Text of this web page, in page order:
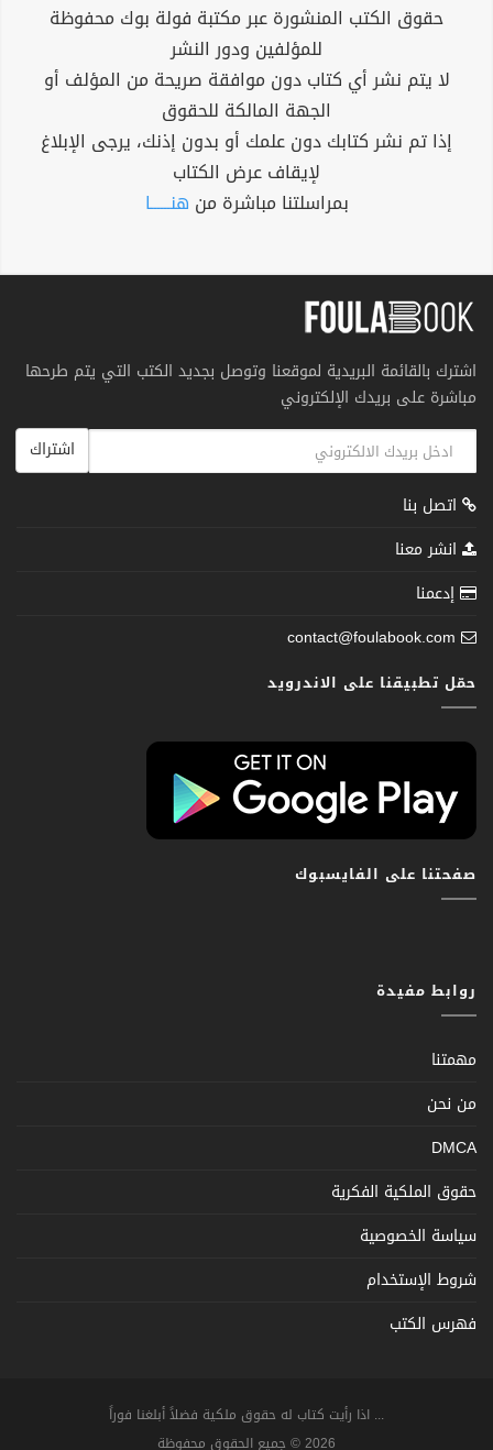
حقوق الكتب المنشورة عبر مكتبة فولة بوك محفوظة
للمؤلفين ودور النشر
لا يتم نشر أي كتاب دون موافقة صريحة من المؤلف أو
الجهة المالكة للحقوق
إذا تم نشر كتابك دون علمك أو بدون إذنك، يرجى الإبلاغ
لإيقاف عرض الكتاب
بمراسلتنا مباشرة من هنــــــا
اشترك بالقائمة البريدية لموقعنا وتوصل بجديد الكتب التي يتم طرحها
مباشرة على بريدك الإلكتروني
اشتراك
اتصل بنا
انشر معنا
إدعمنا
contact@foulabook.com
حمّل تطبيقنا على الاندرويد
صفحتنا على الفايسبوك
روابط مفيدة
مهمتنا
من نحن
DMCA
حقوق الملكية الفكرية
سياسة الخصوصية
شروط الإستخدام
فهرس الكتب
... اذا رأيت كتاب له حقوق ملكية فضلاً أبلغنا فوراً
2026 © جميع الحقوق محفوظة